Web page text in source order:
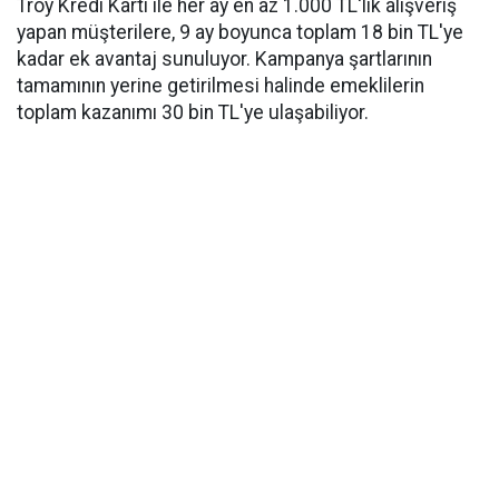
Troy Kredi Kartı ile her ay en az 1.000 TL'lik alışveriş
yapan müşterilere, 9 ay boyunca toplam 18 bin TL'ye
kadar ek avantaj sunuluyor. Kampanya şartlarının
tamamının yerine getirilmesi halinde emeklilerin
toplam kazanımı 30 bin TL'ye ulaşabiliyor.